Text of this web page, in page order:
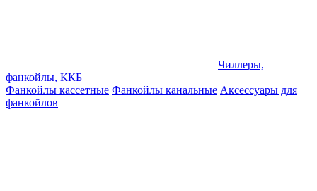
Чиллеры,
фанкойлы, ККБ
Фанкойлы кассетные Фанкойлы канальные Аксессуары для
фанкойлов